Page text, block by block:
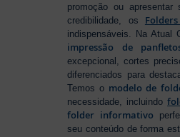
promoção ou apresentar
credibilidade, os
indispensáveis. Na Atual
impressão de
excepcional, cortes
diferenciados para
Temos o modelo de
necessidade, incluindo
folder informativo
seu conteúdo de forma